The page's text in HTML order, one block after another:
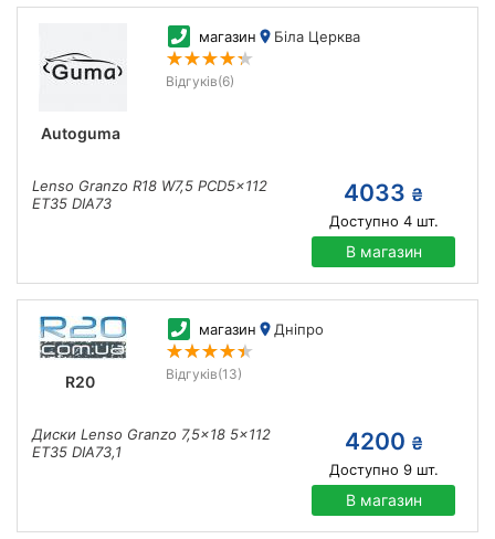
Autoguma
магазин Біла Церква
Відгуків(6)
Lenso Granzo R18 W7,5 PCD5x112
ET35 DIA73
4033 ₴
Доступно 4шт.
В магазин
R20
магазин Дніпро
Відгуків(13)
Диски Lenso Granzo 7,5x18 5x112
ET35 DIA73,1
4200 ₴
Доступно 9шт.
В магазин